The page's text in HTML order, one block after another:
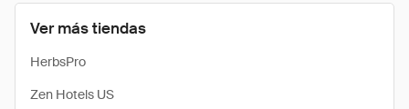
Ver más tiendas
HerbsPro
Zen Hotels US